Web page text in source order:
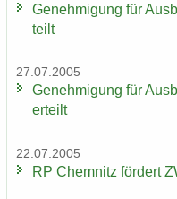
Ge­neh­mi­gung für
teilt
27.07.2005
Ge­neh­mi­gung für
er­teilt
22.07.2005
RP Chem­nitz för­dert